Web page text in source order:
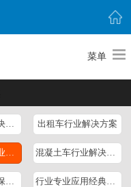
菜单
汽车金融风控解决方案 出租车行业解决方案
公交、客运车行业方案 混凝土车行业解决方案
汽车租赁按揭担保行业 行业专业应用经典方案